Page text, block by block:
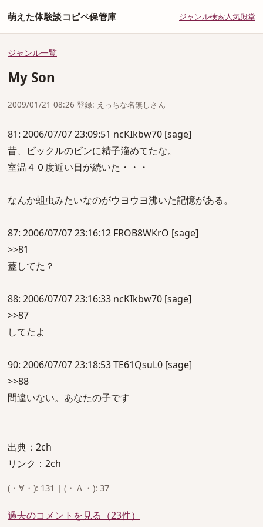
萌えた体験談コピペ保管庫 ジャンル検索人気殿堂
ジャンル一覧
My Son
2009/01/21 08:26 登録: えっちな名無しさん
81: 2006/07/07 23:09:51 ncKIkbw70 [sage]
昔、ビックルのビンに精子溜めてたな。
室温４０度近い日が続いた・・・
なんか蛆虫みたいなのがウヨウヨ沸いた記憶がある。
87: 2006/07/07 23:16:12 FROB8WKrO [sage]
>>81
蓋してた？
88: 2006/07/07 23:16:33 ncKIkbw70 [sage]
>>87
してたよ
90: 2006/07/07 23:18:53 TE61QsuL0 [sage]
>>88
間違いない。あなたの子です
出典：2ch
リンク：2ch
(・∀・): 131 | (・Ａ・): 37
過去のコメントを見る（23件）